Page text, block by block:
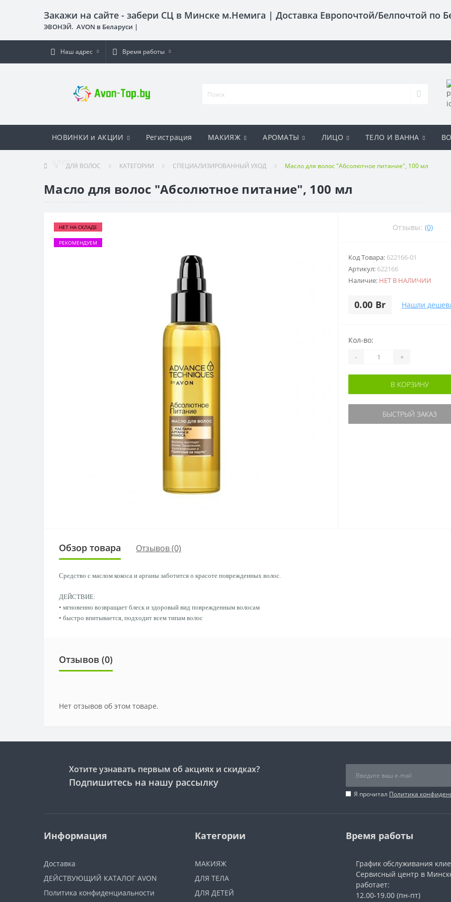
Закажи на сайте - забери СЦ в Минске м.Немига | Доставка Европочтой/Белпочтой по
ЭВОНЭЙ. AVON в Беларуси |
Наш адрес Время работы
НОВИНКИ и АКЦИИ Регистрация МАКИЯЖ АРОМАТЫ ЛИЦО ТЕЛО И ВАННА
БЛОГДЛЯ ВОЛОС КАТЕГОРИИ СПЕЦИАЛИЗИРОВАННЫЙ УХОД Масло для волос "Абсолютное питание", 100 мл
Масло для волос "Абсолютное питание", 100 мл
НЕТ НА СКЛАДЕ
РЕКОМЕНДУЕМ
Отзывы: (0)
Код Товара: 622166-01
Артикул: 622166
Наличие: НЕТ В НАЛИЧИИ
0.00 Br Нашли
Кол-во:
- +
В КОРЗИНУ
БЫСТРЫЙ ЗАКАЗ
Обзор товара Отзывов (0)
Средство с маслом кокоса и арганы заботится о красоте поврежденных волос.
ДЕЙСТВИЕ:
• мгновенно возвращает блеск и здоровый вид поврежденным волосам
• быстро впитывается, подходит всем типам волос
Отзывов (0)
Нет отзывов об этом товаре.
Хотите узнавать первым об акциях и скидках?
Подпишитесь на нашу рассылку
Я прочитал Политика
Информация
Доставка
ДЕЙСТВУЮЩИЙ КАТАЛОГ AVON
Политика конфиденциальности
Категории
МАКИЯЖ
ДЛЯ ТЕЛА
ДЛЯ ДЕТЕЙ
Время работы
График обслуживания
Сервисный центр в
работает:
12.00-19.00 (пн-пт)